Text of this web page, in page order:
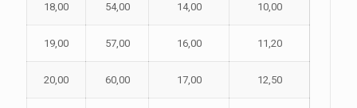
18,00 54,00 14,00 10,00
19,00 57,00 16,00 11,20
20,00 60,00 17,00 12,50